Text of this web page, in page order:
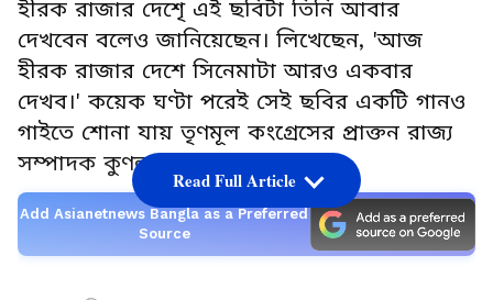
হীরক রাজার দেশেৃ এই ছবিটা তিনি আবার
দেখবেন বলেও জানিয়েছেন। লিখেছেন, 'আজ
হীরক রাজার দেশে সিনেমাটা আরও একবার
দেখব।' কয়েক ঘণ্টা পরেই সেই ছবির একটি গানও
গাইতে শোনা যায় তৃণমূল কংগ্রেসের প্রাক্তন রাজ্য
সম্পাদক কুণলা ঘোষ।
Add Asianetnews Bangla as a Preferred
Source
Read Full Article